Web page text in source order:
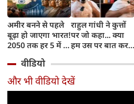
अमीर बनने से पहले
बूढ़ा हो जाएगा भारत!
2050 तक हर 5 में 1
साल से ज्यादा उम्र का
राहुल गांधी ने कुत्तों
पर जो कहा... क्या
हम उस पर बात कर
वीडियो
और भी वीडियो देखें